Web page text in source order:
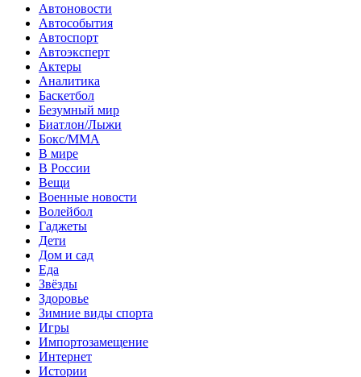
Автоновости
Автособытия
Автоспорт
Автоэксперт
Актеры
Аналитика
Баскетбол
Безумный мир
Биатлон/Лыжи
Бокс/MMA
В мире
В России
Вещи
Военные новости
Волейбол
Гаджеты
Дети
Дом и сад
Еда
Звёзды
Здоровье
Зимние виды спорта
Игры
Импортозамещение
Интернет
Истории